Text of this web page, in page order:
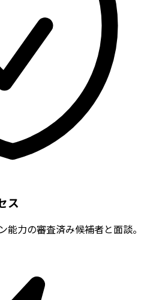
ス
力の審査済み候補者と面談。